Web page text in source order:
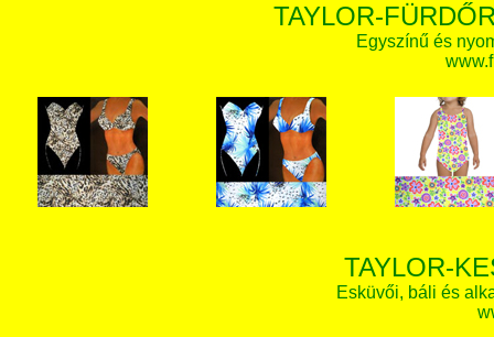
TAYLOR-
Egyszínű és
TAYLOR-
Esküvői, báli és